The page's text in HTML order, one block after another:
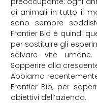
di animali in tutto il
sono sempre
Frontier Bio è quindi
per sostituire gli
salvare vite
Sopperire alla
Abbiamo
Frontier Bio, per
obiettivi dell’azienda.